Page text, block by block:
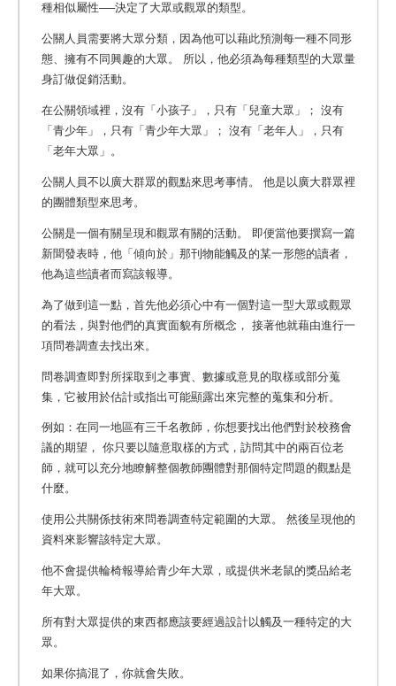
種相似屬性──決定了大眾或觀眾的類型。
公關人員需要將大眾分類，因為他可以藉此預測每一種不同形
態、擁有不同興趣的大眾。 所以，他必須為每種類型的大眾量
身訂做促銷活動。
在公關領域裡，沒有「小孩子」，只有「兒童大眾」； 沒有
「青少年」，只有「青少年大眾」； 沒有「老年人」，只有
「老年大眾」。
公關人員不以廣大群眾的觀點來思考事情。 他是以廣大群眾裡
的團體類型來思考。
公關是一個有關呈現和觀眾有關的活動。 即便當他要撰寫一篇
新聞發表時，他「傾向於」那刊物能觸及的某一形態的讀者，
他為這些讀者而寫該報導。
為了做到這一點，首先他必須心中有一個對這一型大眾或觀眾
的看法，與對他們的真實面貌有所概念， 接著他就藉由進行一
項問卷調查去找出來。
問卷調查即對所採取到之事實、數據或意見的取樣或部分蒐
集，它被用於估計或指出可能顯露出來完整的蒐集和分析。
例如：在同一地區有三千名教師，你想要找出他們對於校務會
議的期望， 你只要以隨意取樣的方式，訪問其中的兩百位老
師，就可以充分地瞭解整個教師團體對那個特定問題的觀點是
什麼。
使用公共關係技術來問卷調查特定範圍的大眾。 然後呈現他的
資料來影響該特定大眾。
他不會提供輪椅報導給青少年大眾，或提供米老鼠的獎品給老
年大眾。
所有對大眾提供的東西都應該要經過設計以觸及一種特定的大
眾。
如果你搞混了，你就會失敗。